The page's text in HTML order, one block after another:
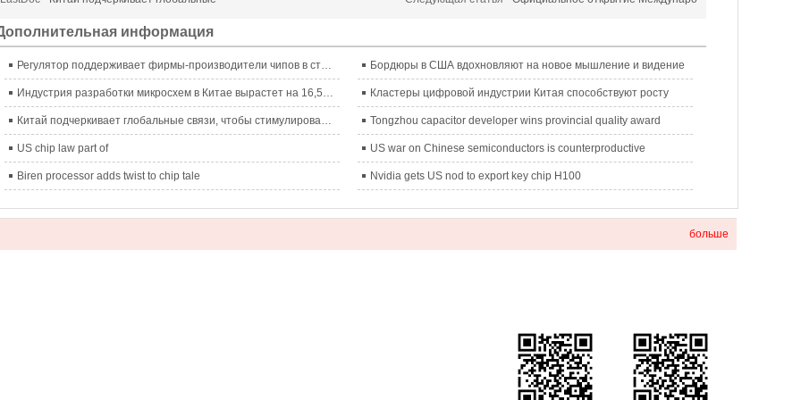
информация
Регулятор поддерживает фирмы-производители чипов в стремлении к прорывам Бордюры в США вдохновляют на новое мышление и видение
Индустрия разработки микросхем в Китае вырастет на 16,5% в 2022 году, несмотря на запреты США Кластеры цифровой индустрии Китая способствуют росту
Китай подчеркивает глобальные связи, чтобы стимулировать чипы Tongzhou capacitor developer wins provincial quality award
US chip law part of US war on Chinese semiconductors is counterproductive
Biren processor adds twist to chip tale Nvidia gets US nod to export key chip H100
больше